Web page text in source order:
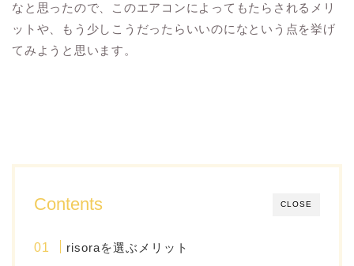
なと思ったので、このエアコンによってもたらされるメリ
ットや、もう少しこうだったらいいのになという点を挙げ
てみようと思います。
CLOSE
Contents
risoraを選ぶメリット